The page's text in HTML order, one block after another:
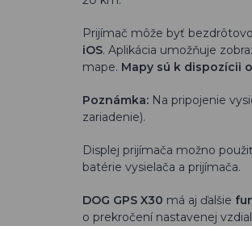
Prijímač môže byť
iOS. Aplikácia umožňuje
mape. Mapy sú k dispozícii
Poznámka: Na pripojenie
zariadenie).
Displej prijímača možno
batérie vysielača a prijímača.
DOG GPS X30 má aj ďalšie
o prekročení nastavenej